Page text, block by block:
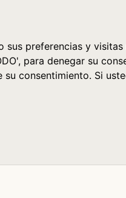
preferencias y visitas
para denegar su
consentimiento. Si